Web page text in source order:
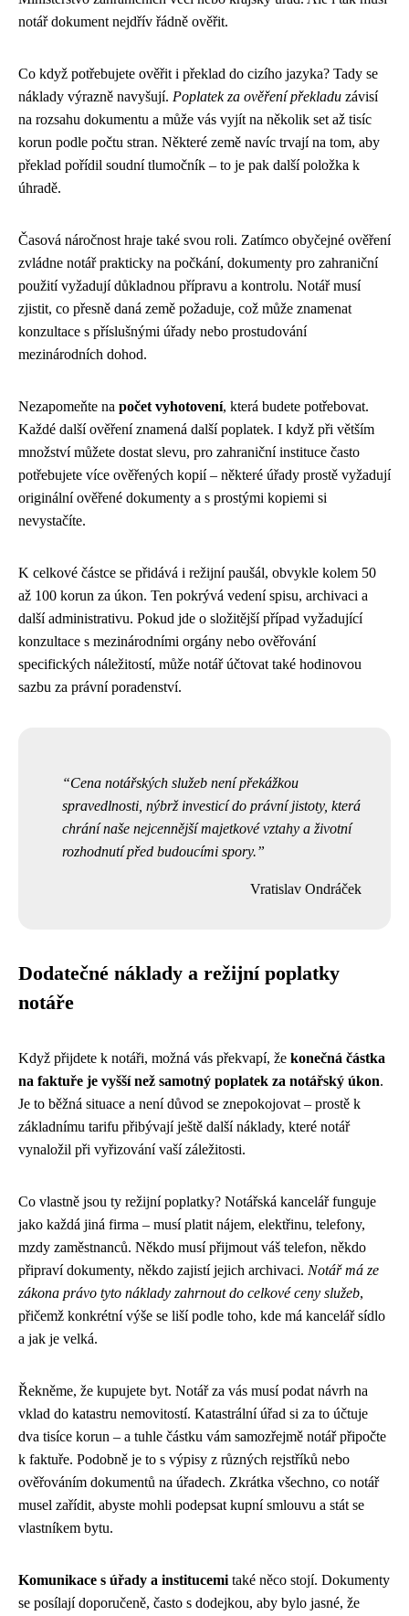
notář dokument nejdřív řádně ověřit.
Co když potřebujete ověřit i překlad do cizího jazyka? Tady se
náklady výrazně navyšují. Poplatek za ověření překladu závisí
na rozsahu dokumentu a může vás vyjít na několik set až tisíc
korun podle počtu stran. Některé země navíc trvají na tom, aby
překlad pořídil soudní tlumočník – to je pak další položka k
úhradě.
Časová náročnost hraje také svou roli. Zatímco obyčejné ověření
zvládne notář prakticky na počkání, dokumenty pro zahraniční
použití vyžadují důkladnou přípravu a kontrolu. Notář musí
zjistit, co přesně daná země požaduje, což může znamenat
konzultace s příslušnými úřady nebo prostudování
mezinárodních dohod.
Nezapomeňte na počet vyhotovení, která budete potřebovat.
Každé další ověření znamená další poplatek. I když při větším
množství můžete dostat slevu, pro zahraniční instituce často
potřebujete více ověřených kopií – některé úřady prostě vyžadují
originální ověřené dokumenty a s prostými kopiemi si
nevystačíte.
K celkové částce se přidává i režijní paušál, obvykle kolem 50
až 100 korun za úkon. Ten pokrývá vedení spisu, archivaci a
další administrativu. Pokud jde o složitější případ vyžadující
konzultace s mezinárodními orgány nebo ověřování
specifických náležitostí, může notář účtovat také hodinovou
sazbu za právní poradenství.
Cena notářských služeb není překážkou
spravedlnosti, nýbrž investicí do právní jistoty, která
chrání naše nejcennější majetkové vztahy a životní
rozhodnutí před budoucími spory.
Vratislav Ondráček
Dodatečné náklady a režijní poplatky
notáře
Když přijdete k notáři, možná vás překvapí, že konečná částka
na faktuře je vyšší než samotný poplatek za notářský úkon.
Je to běžná situace a není důvod se znepokojovat – prostě k
základnímu tarifu přibývají ještě další náklady, které notář
vynaložil při vyřizování vaší záležitosti.
Co vlastně jsou ty režijní poplatky? Notářská kancelář funguje
jako každá jiná firma – musí platit nájem, elektřinu, telefony,
mzdy zaměstnanců. Někdo musí přijmout váš telefon, někdo
připraví dokumenty, někdo zajistí jejich archivaci. Notář má ze
zákona právo tyto náklady zahrnout do celkové ceny služeb,
přičemž konkrétní výše se liší podle toho, kde má kancelář sídlo
a jak je velká.
Řekněme, že kupujete byt. Notář za vás musí podat návrh na
vklad do katastru nemovitostí. Katastrální úřad si za to účtuje
dva tisíce korun – a tuhle částku vám samozřejmě notář připočte
k faktuře. Podobně je to s výpisy z různých rejstříků nebo
ověřováním dokumentů na úřadech. Zkrátka všechno, co notář
musel zařídit, abyste mohli podepsat kupní smlouvu a stát se
vlastníkem bytu.
Komunikace s úřady a institucemi také něco stojí. Dokumenty
se posílají doporučeně, často s dodejkou, aby bylo jasné, že